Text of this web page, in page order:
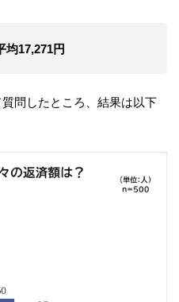
均17,271円
問したところ、結果は以下